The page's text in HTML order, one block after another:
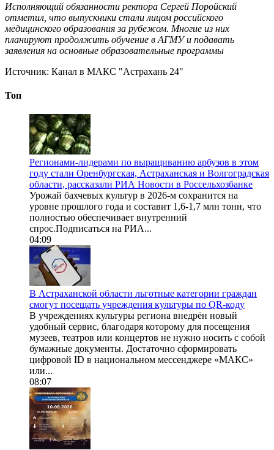
Исполняющий обязанности ректора Сергей Поройский
отметил, что выпускники стали лицом российского
медицинского образования за рубежом. Многие из них
планируют продолжить обучение в АГМУ и подавать
заявления на основные образовательные программы
Источник: Канал в МАКС "Астрахань 24"
Топ
Регионами-лидерами по выращиванию арбузов в этом
году стали Оренбургская, Астраханская и Волгоградская
области, рассказали РИА Новости в Россельхозбанке
Урожай бахчевых культур в 2026-м сохранится на
уровне прошлого года и составит 1,6-1,7 млн тонн, что
полностью обеспечивает внутренний
спрос.Подписаться на РИА...
04:09
В Астраханской области льготные категории граждан
смогут посещать учреждения культуры по QR-коду
В учреждениях культуры региона внедрён новый
удобный сервис, благодаря которому для посещения
музеев, театров или концертов не нужно носить с собой
бумажные документы. Достаточно сформировать
цифровой ID в национальном мессенджере «МАКС»
или...
08:07